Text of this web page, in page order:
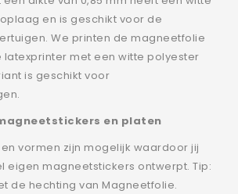
en is geschikt voor de
We printen de magneetfolie
latexprinter met een witte polyester
is geschikt voor
en platen
vormen zijn mogelijk waardoor jij
eigen magneetstickers ontwerpt. Tip:
de hechting van Magneetfolie.